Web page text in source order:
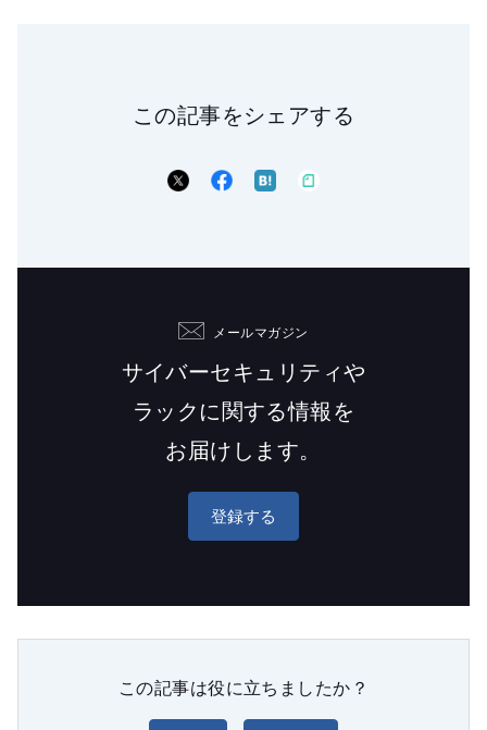
この記事をシェアする
メールマガジン
サイバーセキュリティや
ラックに関する情報を
お届けします。
登録する
この記事は役に立ちましたか？